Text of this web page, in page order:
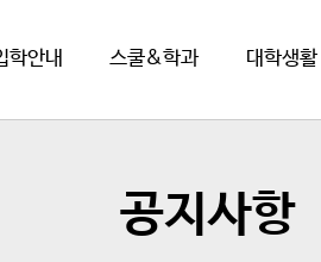
학안내 스쿨&학과 대학생활
공지사항